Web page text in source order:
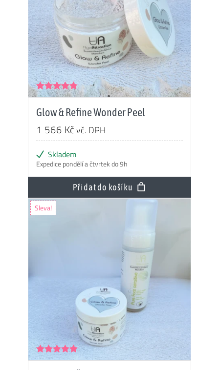
Hodnocení
Glow & Refine Wonder Peel
1 566Kčvč. DPH
Skladem
Expedice pondělí a čtvrtek do 9h
Přidat do košíku
Sleva!
Hodnocení